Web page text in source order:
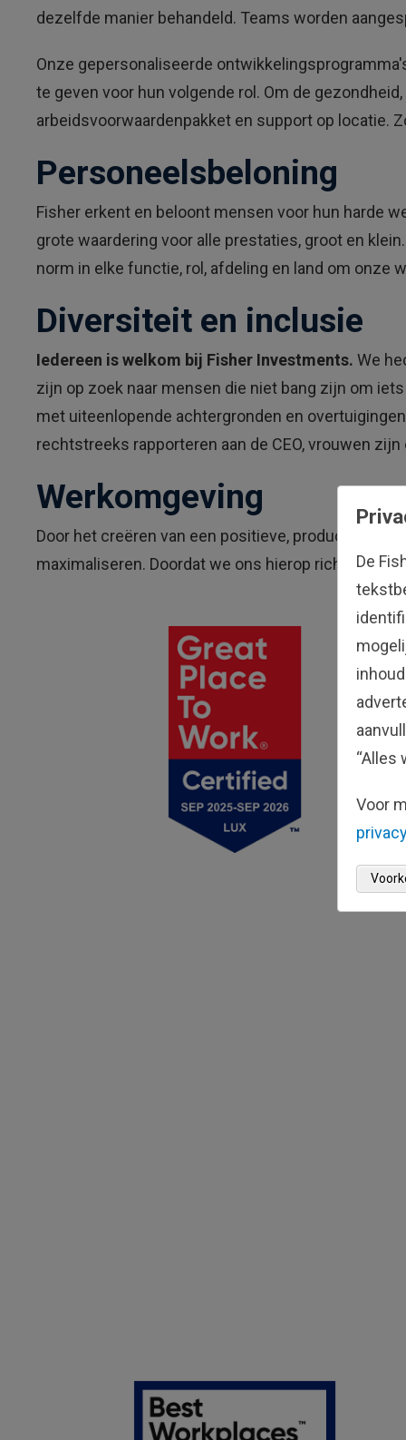
dezelfde manier behandeld. Teams worden
Onze gepersonaliseerde
te geven voor hun volgende rol. Om de
arbeidsvoorwaardenpakket en support op locatie.
Personeelsbeloning
Fisher erkent en beloont mensen voor hun harde
grote waardering voor alle prestaties, groot en
norm in elke functie, rol, afdeling en land om onze
Diversiteit en inclusie
Iedereen is welkom bij Fisher Investments. We
zijn op zoek naar mensen die niet bang zijn om
met uiteenlopende achtergronden en
rechtstreeks rapporteren aan de CEO, vrouwen
Werkomgeving
Door het creëren van een positieve, productieve
maximaliseren. Doordat we ons hierop richten,
De
“Alles
Voor